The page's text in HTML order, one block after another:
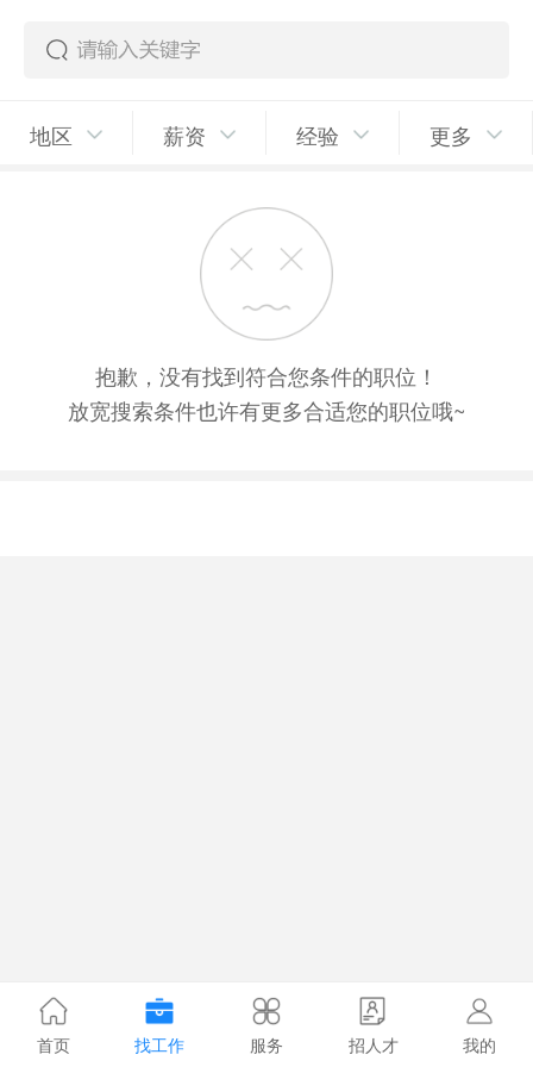
地区 薪资 经验 更多
抱歉，没有找到符合您条件的职位！
放宽搜索条件也许有更多合适您的职位哦~
首页 找工作 服务 招人才 我的